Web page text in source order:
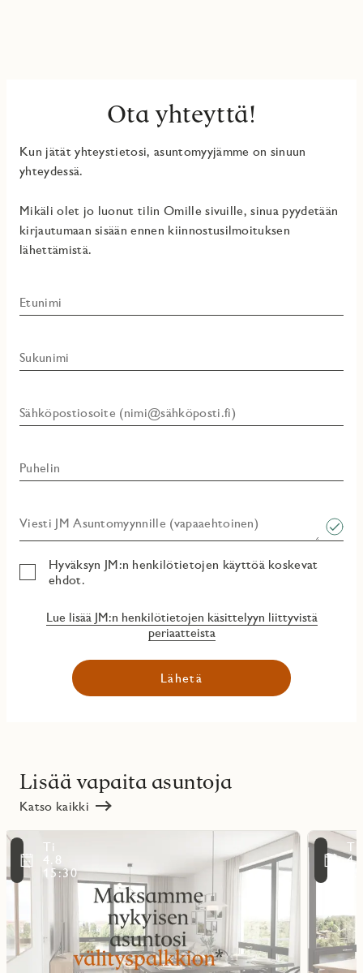
Ota yhteyttä!
Kun jätät yhteystietosi, asuntomyyjämme on sinuun
yhteydessä.
Mikäli olet jo luonut tilin Omille sivuille, sinua pyydetään
kirjautumaan sisään ennen kiinnostusilmoituksen
lähettämistä.
Etunimi
Sukunimi
Sähköpostiosoite (nimi@sähköposti.fi)
Puhelin
Viesti JM Asuntomyynnille (vapaaehtoinen)​
Hyväksyn JM:n henkilötietojen käyttöä koskevat
ehdot.
Lue lisää JM:n henkilötietojen käsittelyyn liittyvistä
periaatteista
Lähetä
Lisää vapaita asuntoja
Katso kaikki
Ti
4.8
15:30
Lue
lisää
kohteesta
Ti
Lue
lisää
kohteesta